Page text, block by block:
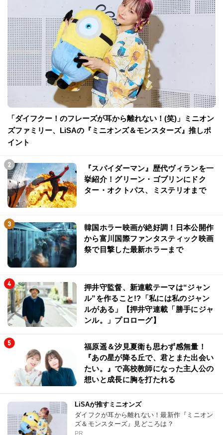
「ダイフクー！のフレーズが耳から離れない！(笑)」ミニオン
ズファミリー、LiSAの『ミニオンズ＆モンスターズ』推しポ
イント
『スパイダーマン』歴代ヴィランを一
挙紹介！グリーン・ゴブリンにドク
ター・オクトパス、ミステリオまで
韓国ホラー映画が絶好調！日本公開作
から富川国際ファンタスティック映画
祭で目撃した最新ホラーまで
押井守監督、新連載テーマは“ジャン
ル”を作ること!?「私には私のジャン
ルがある」【押井守連載「勝手にジャ
ンル。」プロローグ】
福原遥＆汐見夏衛も思わず感無量！
『あの星が降る丘で、君とまた出会い
たい。』で高校教師になった主人公の
想いと成長に胸を打たれる
LiSAが推すミニオンズ
ダイフクが耳から離れない！最新作『ミニオン
ズ＆モンスターズ』見どころは？